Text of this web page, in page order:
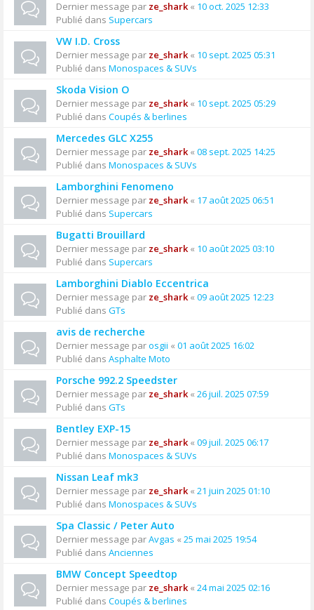
Dernier message par ze_shark« 10 oct. 2025 12:33
Publié dans Supercars
VW I.D. Cross
Dernier message par ze_shark« 10 sept. 2025 05:31
Publié dans Monospaces & SUVs
Skoda Vision O
Dernier message par ze_shark« 10 sept. 2025 05:29
Publié dans Coupés & berlines
Mercedes GLC X255
Dernier message par ze_shark« 08 sept. 2025 14:25
Publié dans Monospaces & SUVs
Lamborghini Fenomeno
Dernier message par ze_shark« 17 août 2025 06:51
Publié dans Supercars
Bugatti Brouillard
Dernier message par ze_shark« 10 août 2025 03:10
Publié dans Supercars
Lamborghini Diablo Eccentrica
Dernier message par ze_shark« 09 août 2025 12:23
Publié dans GTs
avis de recherche
Dernier message parosgii « 01 août 2025 16:02
Publié dans Asphalte Moto
Porsche 992.2 Speedster
Dernier message par ze_shark« 26 juil. 2025 07:59
Publié dans GTs
Bentley EXP-15
Dernier message par ze_shark« 09 juil. 2025 06:17
Publié dans Monospaces & SUVs
Nissan Leaf mk3
Dernier message par ze_shark« 21 juin 2025 01:10
Publié dans Monospaces & SUVs
Spa Classic / Peter Auto
Dernier message parAvgas « 25 mai 2025 19:54
Publié dans Anciennes
BMW Concept Speedtop
Dernier message par ze_shark« 24 mai 2025 02:16
Publié dans Coupés & berlines